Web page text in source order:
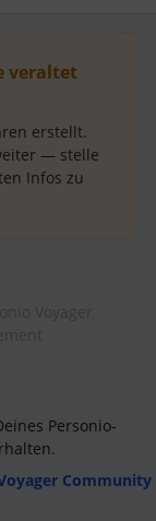
veraltet
erstellt.
— stelle
Infos zu
Personio-
Community